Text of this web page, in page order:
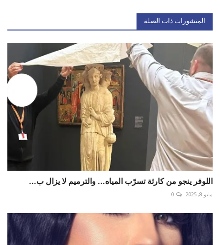
المنشورات ذات الصلة
اللوفر ينجو من كارثة تسرّب المياه... والترميم لا يزال ب...
مايو 8, 2025 0